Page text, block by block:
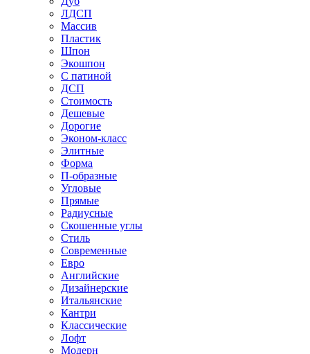
ЛДСП
Массив
Пластик
Шпон
Экошпон
С патиной
ДСП
Стоимость
Дешевые
Дорогие
Эконом-класс
Элитные
Форма
П-образные
Угловые
Прямые
Радиусные
Скошенные углы
Стиль
Современные
Евро
Английские
Дизайнерские
Итальянские
Кантри
Классические
Лофт
Модерн